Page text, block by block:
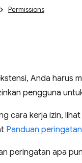
Permissions
Anda harus
pengguna
cara kerja izin, lihat
Panduan
peringatan apa